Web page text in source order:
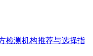
检测机构推荐与选择指